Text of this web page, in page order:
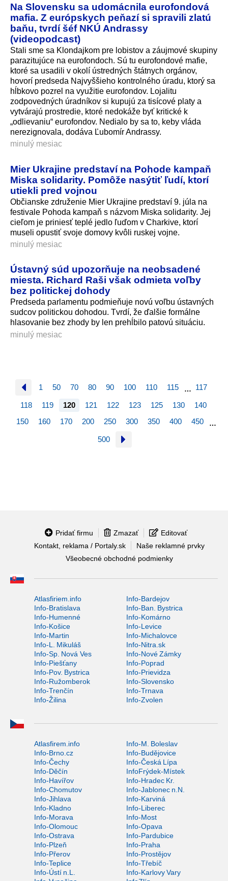
Na Slovensku sa udomácnila eurofondová
mafia. Z európskych peňazí si spravili zlatú
baňu, tvrdí šéf NKÚ Andrassy
(videopodcast)
Stali sme sa Klondajkom pre lobistov a záujmové skupiny
parazitujúce na eurofondoch. Sú tu eurofondové mafie,
ktoré sa usadili v okolí ústredných štátnych orgánov,
hovorí predseda Najvyššieho kontrolného úradu, ktorý sa
hĺbkovo pozrel na využitie eurofondov. Lojalitu
zodpovedných úradníkov si kupujú za tisícové platy a
vytvárajú prostredie, ktoré nedokáže byť kritické k
„odlievaniu“ eurofondov. Nedialo by sa to, keby vláda
nerezignovala, dodáva Ľubomír Andrassy.
minulý mesiac
Mier Ukrajine predstaví na Pohode kampaň
Miska solidarity. Pomôže nasýtiť ľudí, ktorí
utiekli pred vojnou
Občianske združenie Mier Ukrajine predstaví 9. júla na
festivale Pohoda kampaň s názvom Miska solidarity. Jej
cieľom je priniesť teplé jedlo ľuďom v Charkive, ktorí
museli opustiť svoje domovy kvôli ruskej vojne.
minulý mesiac
Ústavný súd upozorňuje na neobsadené
miesta. Richard Raši však odmieta voľby
bez politickej dohody
Predseda parlamentu podmieňuje novú voľbu ústavných
sudcov politickou dohodou. Tvrdí, že ďalšie formálne
hlasovanie bez zhody by len prehĺbilo patovú situáciu.
minulý mesiac
1 50 70 80 90 100 110 115 … 117
118 119 120 121 122 123 125 130
140
150
160 170 200 250 300 350 400 450 …
500
Pridať firmu Zmazať
Editovať
Kontakt, reklama / Portaly.sk
Naše reklamné prvky
Všeobecné obchodné podmienky
Atlasfiriem.info
Info-Bardejov
Info-Bratislava
Info-Ban. Bystrica
Info-Humenné
Info-Komárno
Info-Košice
Info-Levice
Info-Martin
Info-Michalovce
Info-L. Mikuláš
Info-Nitra.sk
Info-Sp. Nová Ves
Info-Nové Zámky
Info-Piešťany
Info-Poprad
Info-Pov. Bystrica
Info-Prievidza
Info-Ružomberok
Info-Slovensko
Info-Trenčín
Info-Trnava
Info-Žilina
Info-Zvolen
Atlasfirem.info
Info-M. Boleslav
Info-Brno.cz
Info-Budějovice
Info-Čechy
Info-Česká Lípa
Info-Děčín
InfoFrýdek-Místek
Info-Havířov
Info-Hradec Kr.
Info-Chomutov
Info-Jablonec n.N.
Info-Jihlava
Info-Karviná
Info-Kladno
Info-Liberec
Info-Morava
Info-Most
Info-Olomouc
Info-Opava
Info-Ostrava
Info-Pardubice
Info-Plzeň
Info-Praha
Info-Přerov
Info-Prostějov
Info-Teplice
Info-Třebíč
Info-Ústí n.L.
Info-Karlovy Vary